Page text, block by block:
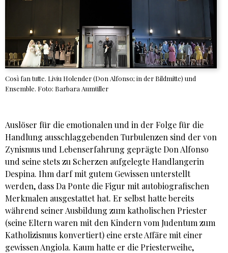
Così fan tutte. Liviu Holender (Don Alfonso; in der Bildmitte) und
Ensemble. Foto: Barbara Aumüller
Auslöser für die emotionalen und in der Folge für die
Handlung ausschlaggebenden Turbulenzen sind der von
Zynismus und Lebenserfahrung geprägte Don Alfonso
und seine stets zu Scherzen aufgelegte Handlangerin
Despina. Ihm darf mit gutem Gewissen unterstellt
werden, dass Da Ponte die Figur mit autobiografischen
Merkmalen ausgestattet hat. Er selbst hatte bereits
während seiner Ausbildung zum katholischen Priester
(seine Eltern waren mit den Kindern vom Judentum zum
Katholizismus konvertiert) eine erste Affäre mit einer
gewissen Angiola. Kaum hatte er die Priesterweihe,